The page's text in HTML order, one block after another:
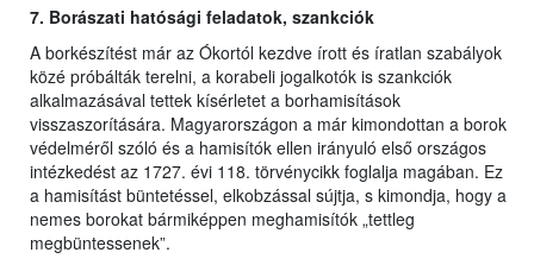
7. Borászati hatósági feladatok, szankciók
A borkészítést már az Ókortól kezdve írott és íratlan szabályok
közé próbálták terelni, a korabeli jogalkotók is szankciók
alkalmazásával tettek kísérletet a borhamisítások
visszaszorítására. Magyarországon a már kimondottan a borok
védelméről szóló és a hamisítók ellen irányuló első országos
intézkedést az 1727. évi 118. törvénycikk foglalja magában. Ez
a hamisítást büntetéssel, elkobzással sújtja, s kimondja, hogy a
nemes borokat bármiképpen meghamisítók „tettleg
megbüntessenek”.